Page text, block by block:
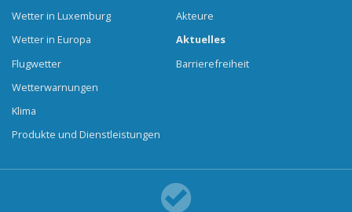
Wetter in Luxemburg
Wetter in Europa
Flugwetter
Wetterwarnungen
Klima
Produkte und Dienstleistungen
Akteure
Aktuelles
Barrierefreiheit